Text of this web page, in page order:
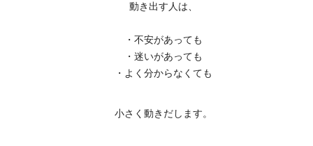
動き出す人は、
・不安があっても
・迷いがあっても
・よく分からなくても
小さく動きだします。